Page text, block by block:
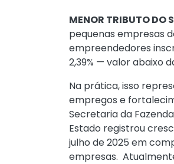
MENOR TRIBUTO DO
pequenas empresas
empreendedores
2,39% — valor abaixo
Na prática, isso
empregos e
Secretaria da
Estado registrou
julho de 2025 em
empresas.